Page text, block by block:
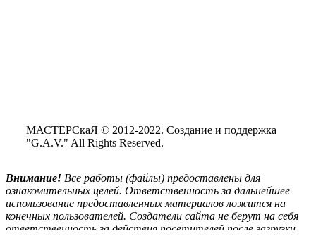
МАСТЕРСкаЯ © 2012-2022. Создание и поддержка
"G.A.V." All Rights Reserved.
Внимание! Все работы (файлы) предоставлены для
ознакомительных целей. Ответственность за дальнейшее
использование предоставленных материалов ложится на
конечных пользователей. Создатели сайта не берут на себя
ответственность за действия посетителей после загрузки